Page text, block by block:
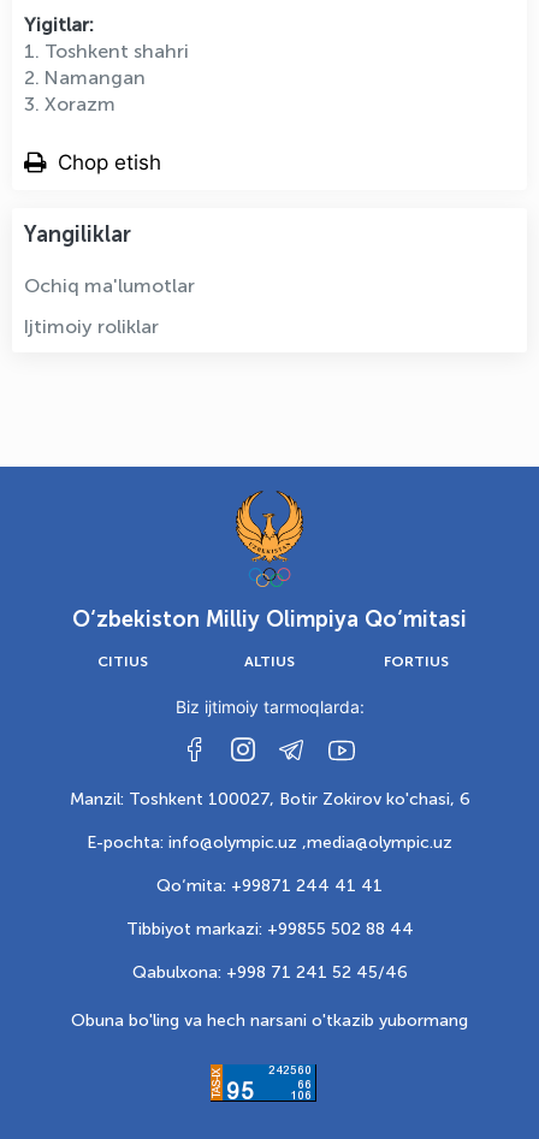
Yigitlar:
1. Toshkent shahri
2. Namangan
3. Xorazm
Chop etish
Yangiliklar
Ochiq ma'lumotlar
Ijtimoiy roliklar
O‘zbekiston Milliy Olimpiya Qo‘mitasi
CITIUS ALTIUS FORTIUS
Biz ijtimoiy tarmoqlarda:
Manzil: Toshkent 100027, Botir Zokirov ko'chasi, 6
E-pochta: info@olympic.uz ,media@olympic.uz
Qo‘mita: +99871 244 41 41
Tibbiyot markazi: +99855 502 88 44
Qabulxona: +998 71 241 52 45/46
Obuna bo'ling va hech narsani o'tkazib yubormang